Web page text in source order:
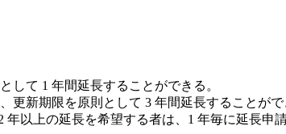
て 1 年間延長することができる。
新期限を原則として 3 年間延長することがで
以上の延長を希望する者は、1 年毎に延長申